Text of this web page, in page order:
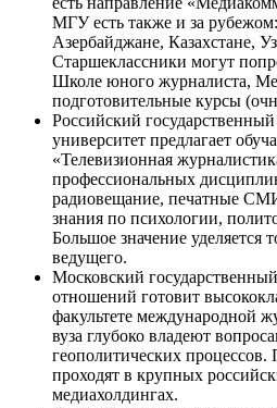
МГУ есть также и за
Азербайджане, Казахстане,
Старшеклассники могут
Школе юного журналиста,
подготовительные курсы
Российский
университет предлагает
«Телевизионная
профессиональных
радиовещание, печатные
знания по психологии,
Большое значение уделяется
ведущего.
Московский
отношений готовит
факультете международной
вуза глубоко владеют
геополитических процессов.
проходят в крупных
медиахолдингах.